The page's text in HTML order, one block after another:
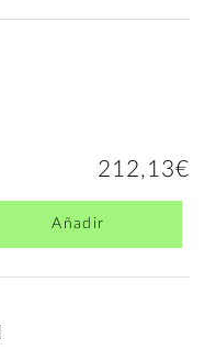
212,13€
Añadir